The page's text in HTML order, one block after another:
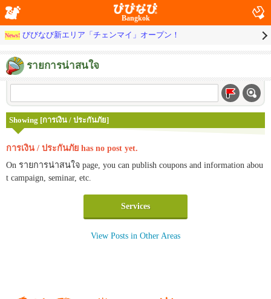
Bangkok
News! びびなび新エリア「チェンマイ」オープン！
รายการน่าสนใจ
Showing [การเงิน / ประกันภัย]
การเงิน / ประกันภัย has no post yet.
On รายการน่าสนใจ page, you can publish coupons and information abou
t campaign, seminar, etc.
Services
View Posts in Other Areas